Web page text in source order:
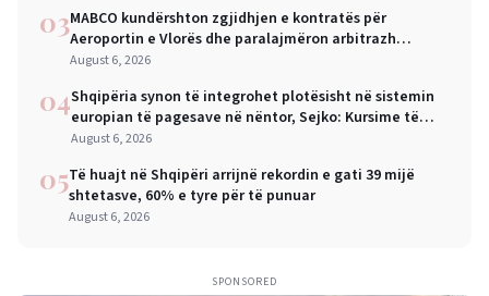
03MABCO kundërshton zgjidhjen e kontratës për
Aeroportin e Vlorës dhe paralajmëron arbitrazh
ndërkombëtar
August 6, 2026
04Shqipëria synon të integrohet plotësisht në sistemin
europian të pagesave në nëntor, Sejko: Kursime të
mëdha për qytetarët dhe bizneset
August 6, 2026
05Të huajt në Shqipëri arrijnë rekordin e gati 39 mijë
shtetasve, 60% e tyre për të punuar
August 6, 2026
SPONSORED